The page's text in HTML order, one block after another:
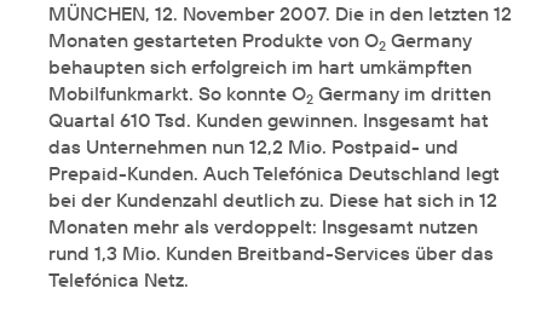
MÜNCHEN, 12. November 2007. Die in den letzten 12
Monaten gestarteten Produkte von O2 Germany
behaupten sich erfolgreich im hart umkämpften
Mobilfunkmarkt. So konnte O2 Germany im dritten
Quartal 610 Tsd. Kunden gewinnen. Insgesamt hat
das Unternehmen nun 12,2 Mio. Postpaid- und
Prepaid-Kunden. Auch Telefónica Deutschland legt
bei der Kundenzahl deutlich zu. Diese hat sich in 12
Monaten mehr als verdoppelt: Insgesamt nutzen
rund 1,3 Mio. Kunden Breitband-Services über das
Telefónica Netz.